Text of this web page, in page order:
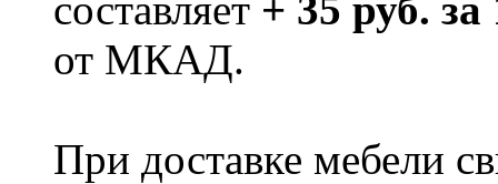
от МКАД.
При доставке мебели